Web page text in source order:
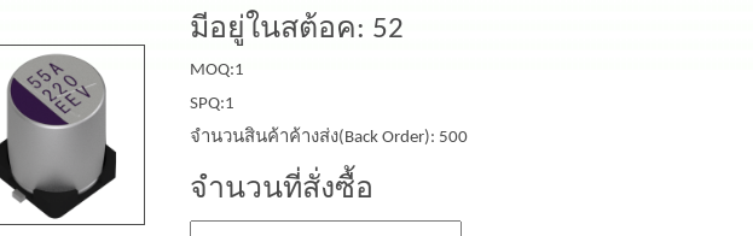
มีอยู่ในสต้อค: 52
MOQ:1
SPQ:1
จำนวนสินค้าค้างส่ง(Back Order): 500
จำนวนที่สั่งซื้อ